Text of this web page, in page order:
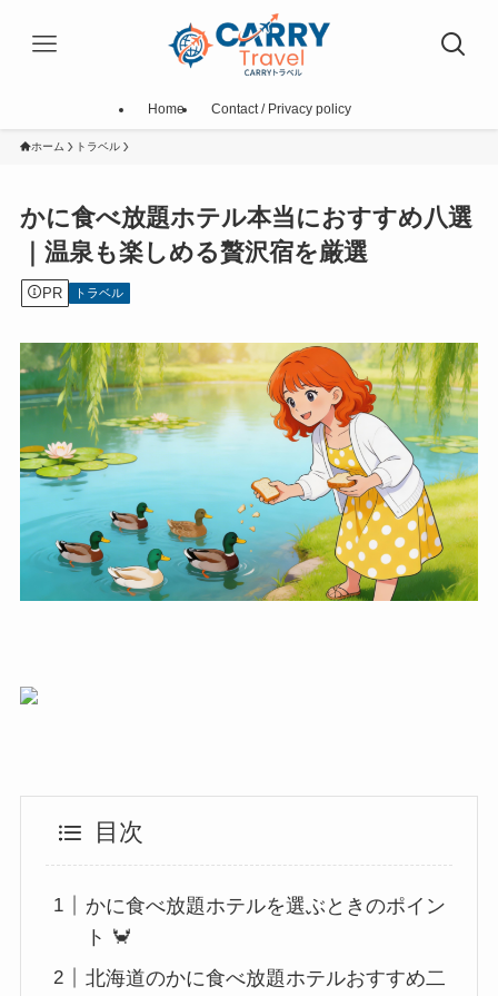
Home Contact / Privacy policy
ホーム トラベル
かに食べ放題ホテル本当におすすめ八選
｜温泉も楽しめる贅沢宿を厳選
PR トラベル
目次
かに食べ放題ホテルを選ぶときのポイン
ト 🦀
北海道のかに食べ放題ホテルおすすめ二